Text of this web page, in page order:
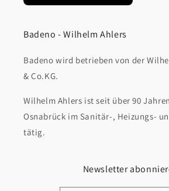
Badeno - Wilhelm Ahlers
Badeno wird betrieben von der
& Co.KG.
Wilhelm Ahlers ist seit über 90
Osnabrück im Sanitär-, Heizungs-
tätig.
Newsletter